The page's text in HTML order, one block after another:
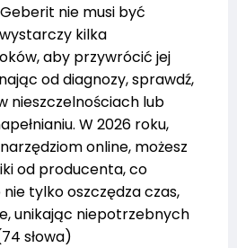
nie musi być
kilka
aby przywrócić jej
od diagnozy, sprawdź,
nieszczelnościach lub
W 2026 roku,
online, możesz
od producenta, co
tylko oszczędza czas,
unikając niepotrzebnych
słowa)